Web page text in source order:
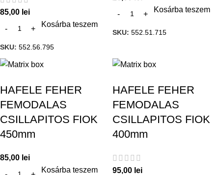
85,00 lei
Kosárba teszem
SKU: 552.56.795
Kosárba teszem
SKU: 552.51.715
HAFELE FEHER
FEMODALAS
CSILLAPITOS FIOK
450mm
85,00 lei
Kosárba teszem
HAFELE FEHER
FEMODALAS
CSILLAPITOS FIOK
400mm
95,00 lei